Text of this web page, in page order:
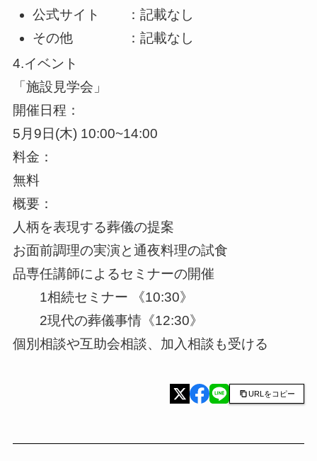
公式サイト ：記載なし
その他 ：記載なし
4.イベント
「施設見学会」
開催日程：
5月9日(木) 10:00~14:00
料金：
無料
概要：
人柄を表現する葬儀の提案
お面前調理の実演と通夜料理の試食
品専任講師によるセミナーの開催
1相続セミナー 《10:30》
2現代の葬儀事情《12:30》
個別相談や互助会相談、加入相談も受ける
URLをコピー